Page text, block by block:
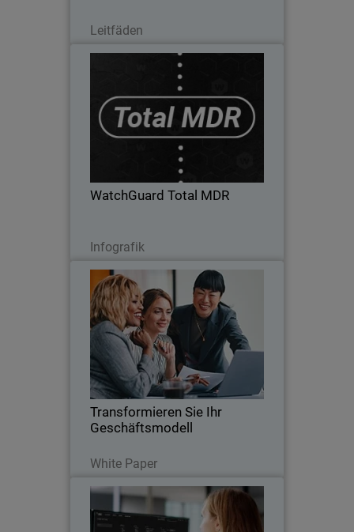
Leitfäden
WatchGuard Total MDR
Infografik
WatchGuard Total MDR
WatchGuard Total MDR kombiniert
Endpunkt-, Netzwerk-, Identitäts- und
Cloud-Schutz mit einem rund um die Uhr
verfügbaren SOC und KI-gestützter
Bedrohungserkennung. Das bedeutet
Thumbnail
Transformieren Sie Ihr
Geschäftsmodell
White Paper
Transformieren Sie Ihr
Geschäftsmodell
Ein Leitfaden für Managed Security
Services wie MDR als Ergänzung zu
Endpunkt-, Netzwerk- und/oder
Identitätssicherheit
WatchGuard MDR